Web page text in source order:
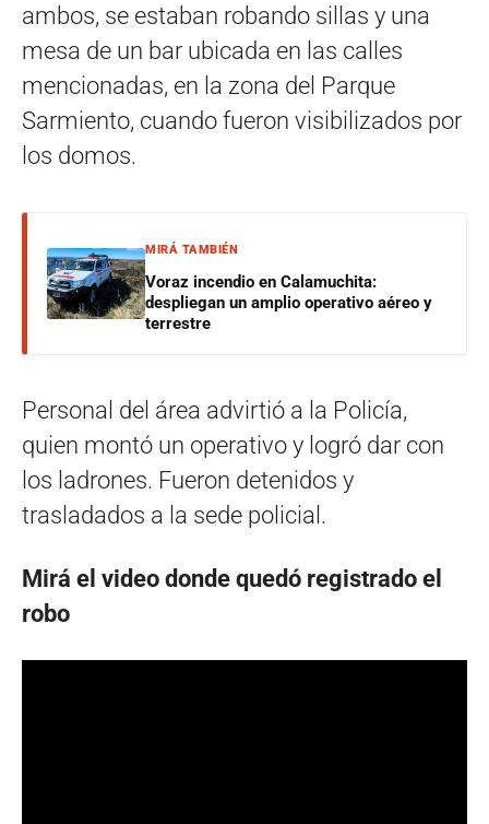
ambos, se estaban robando sillas y una
mesa de un bar ubicada en las calles
mencionadas, en la zona del Parque
Sarmiento, cuando fueron visibilizados por
los domos.
MIRÁ TAMBIÉN
Voraz incendio en Calamuchita:
despliegan un amplio operativo aéreo y
terrestre
Personal del área advirtió a la Policía,
quien montó un operativo y logró dar con
los ladrones. Fueron detenidos y
trasladados a la sede policial.
Mirá el video donde quedó registrado el
robo